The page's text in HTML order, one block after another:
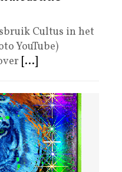
Cultus in het
YouTube)
[...]